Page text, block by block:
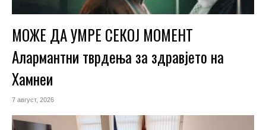
МОЖЕ ДА УМРЕ СЕКОЈ МОМЕНТ
Алармантни тврдења за здравјето на
Хамнеи
7 август, 2026